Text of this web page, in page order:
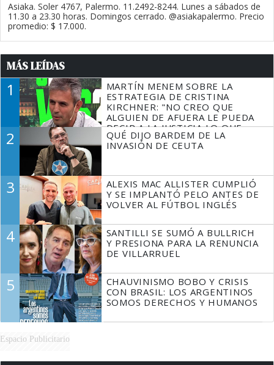
Asiaka. Soler 4767, Palermo. 11.2492-8244. Lunes a sábados de
11.30 a 23.30 horas. Domingos cerrado. @asiakapalermo. Precio
promedio: $ 17.000.
MÁS LEÍDAS
1
MARTÍN MENEM SOBRE LA
ESTRATEGIA DE CRISTINA
KIRCHNER: "NO CREO QUE
ALGUIEN DE AFUERA LE PUEDA
DECIR A LA JUSTICIA LO QUE
TIENE QUE HACER"
2
QUÉ DIJO BARDEM DE LA
INVASIÓN DE CEUTA
3
ALEXIS MAC ALLISTER CUMPLIÓ
Y SE IMPLANTÓ PELO ANTES DE
VOLVER AL FÚTBOL INGLÉS
4
SANTILLI SE SUMÓ A BULLRICH
Y PRESIONA PARA LA RENUNCIA
DE VILLARRUEL
5
CHAUVINISMO BOBO Y CRISIS
CON BRASIL: LOS ARGENTINOS
SOMOS DERECHOS Y HUMANOS
Espacio Publicitario